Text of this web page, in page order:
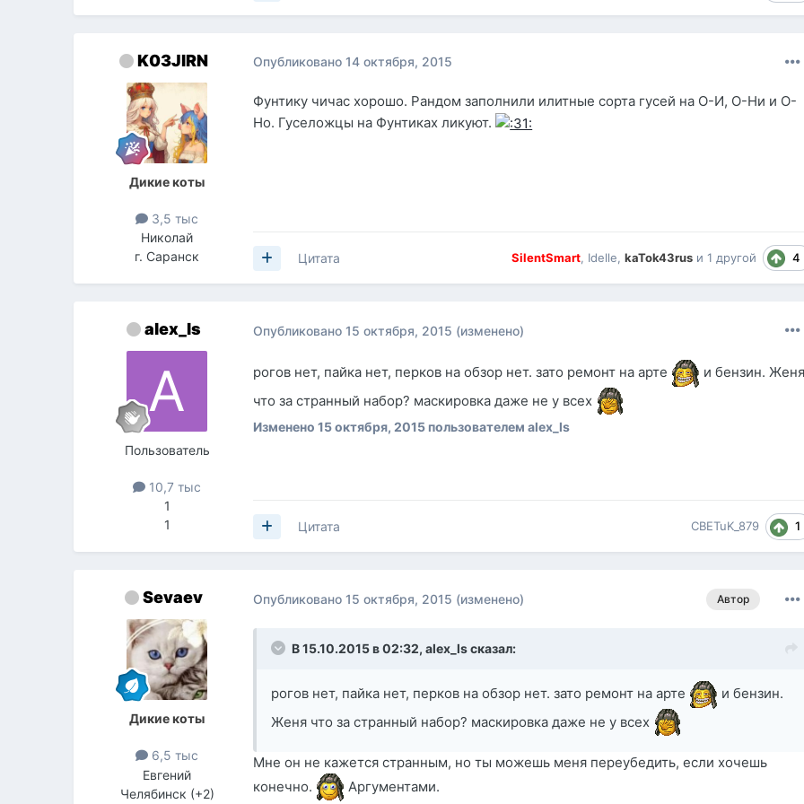
K03JIRN
Дикие коты
3,5 тыс
Николай
г. Саранск
Опубликовано14 октября, 2015
Фунтику чичас хорошо. Рандом заполнили илитные сорта гусей на О-И, О-Ни и О-
Но. Гуселожцы на Фунтиках ликуют.
SilentSmart, Idelle,kaTok43rus и1 другой 4
Цитата
alex_ls
Пользователь
10,7 тыс
1
1
Опубликовано15 октября, 2015 (изменено)
рогов нет, пайка нет, перков на обзор нет. зато ремонт на арте
и бензин.
что за странный набор? маскировка даже не у всех
Изменено15 октября, 2015 пользователем alex_ls
CBETuK_879 1
Цитата
Sevaev
Дикие коты
6,5 тыс
Евгений
Челябинск (+2)
Автор
Опубликовано15 октября, 2015 (изменено)
В 15.10.2015 в 02:32,alex_lsсказал:
рогов нет, пайка нет, перков на обзор нет. зато ремонт на арте
и бензин.
Женя что за странный набор? маскировка даже не у всех
Мне он не кажется странным, но ты можешь меня переубедить, если хочешь
конечно.
Аргументами.